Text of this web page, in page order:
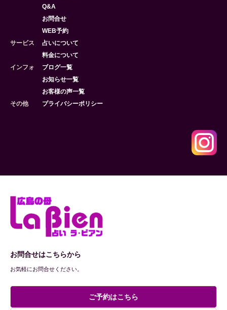
Q&A
お問合せ
WEB予約
サービス
占いについて
料金について
インフォ
ブログ一覧
お知らせ一覧
お客様の声一覧
その他
プライバシーポリシー
お問合せはこちらから
お気軽にお問合せください。
ご予約はこちら